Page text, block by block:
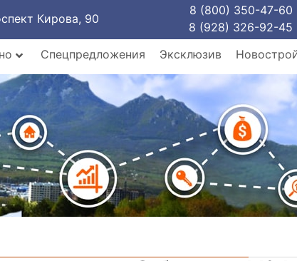
Кирова, 90
8 (800) 350-47-60
8 (928) 326-92-45
Спецпредложения Эксклюзив